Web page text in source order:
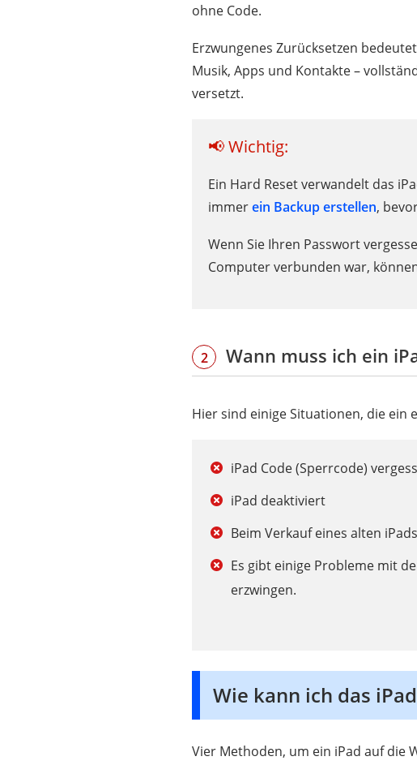
ohne Code.
Erzwungenes Zurücksetzen
Musik, Apps und Kontakte –
versetzt.
📢 Wichtig:
Ein Hard Reset verwandelt das
immerein Backup erstellen,
Wenn Sie Ihren Passwort
Computer verbunden war,
2 Wann muss ich ein
Hier sind einige Situationen, die ein
iPad Code (Sperrcode)
iPad deaktiviert
Beim Verkauf eines alten
Es gibt einige Probleme mit
erzwingen.
Wie kann ich das
Vier Methoden, um ein iPad auf die